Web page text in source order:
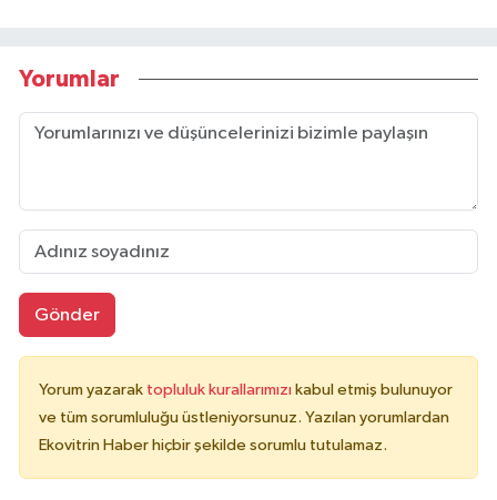
Yorumlar
Gönder
Yorum yazarak topluluk kurallarımızı kabul etmiş bulunuyor
ve tüm sorumluluğu üstleniyorsunuz. Yazılan yorumlardan
Ekovitrin Haber hiçbir şekilde sorumlu tutulamaz.